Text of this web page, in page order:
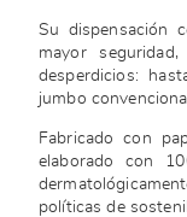
Su dispensación
mayor
desperdicios:
jumbo
Fabricado con
elaborado con
políticas de